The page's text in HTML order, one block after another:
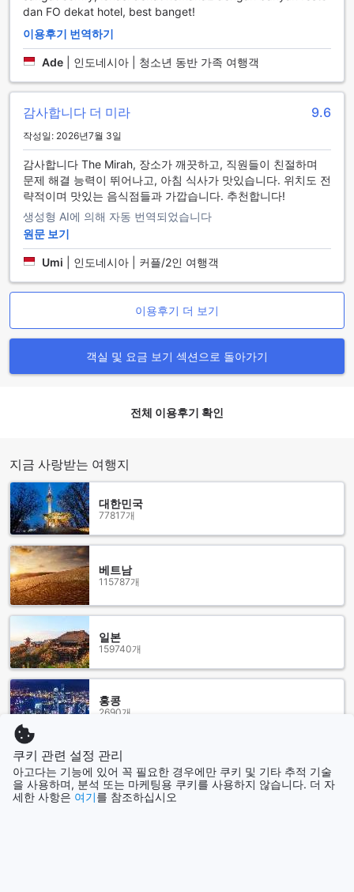
들을 위해 다양한 메뉴를 제공합니다. 아침 식사 뷔페도 마련되
어 풍성한 식사를 즐길 수 있습니다. 더 미라 보고르 호텔은 고
객들의 다양한 식사 요구를 충족시키기 위해 최선을 다하고 있
습니다.
더 미라 보고르 호텔의 다양한 객실 유형
더 미라 보고르 호텔은 품위 있는 숙박을 원하는 손님들에게 다
양한 객실 유형을 제공합니다. 디럭스 더블 객실은 27제곱미터
윈 객실은 27제곱미터의 넓은 공간에 싱글 침대 2개가 제공됩
니다. 슈페리어 더블 객실은 26제곱미터의 넓은 공간에 퀸 사이
즈 침대가 마련되어 있습니다. 슈페리어 트윈 객실은 26제곱미
터의 넓은 공간에 싱글 침대 2개가 제공됩니다.
Agoda에서 이러한 객실을 예약하면 최고의 가격과 간편한 경
험을 얻을 수 있습니다. Agoda는 항상 최저가를 제공하며, 신
속하고 간편한 예약 과정을 통해 손쉽게 숙박을 계획하고 예약
할 수 있습니다. 더 미라 보고르 호텔의 다양한 객실 유형을
Agoda에서 예약하여 편안하고 즐거운 여행을 즐기세요.
보고르 시내에서 미라 보고르 호텔의 최고 위치
더 미라 보고르 호텔은 보고르 시내에서 최고의 위치에 자리하
전, 보고르 공원, 그리고 보고르 태양 시계 등이 있습니다. 또한,
음료를 즐길 수 있습니다.
더 미라 보고르 호텔은 보고르 시내의 중심에 위치하여 편리한
이동과 다양한 관광 명소를 즐길 수 있는 최적의 장소입니다. 보
고르를 방문하는 여행객들에게 편안하고 풍성한 여행을 제공할
것입니다.
더 미라 보고르 호텔까지 가는 방법
보고르, 인도네시아에 위치한 더 미라 보고르 호텔까지 가는 방
법에 대해 알아보세요. 보고르에 가장 가까운 공항은 놑고르 공
항입니다. 놑고르 공항에서 호텔까지는 택시를 이용하는 것이
가장 편리한 방법입니다. 놑고르 공항에 도착하면, 공항 내에 위
치한 택시 승차장으로 이동하여 택시를 잡을 수 있습니다. 택시
요금은 약 30분 정도 소요되며, 호텔로 직접 이동할 수 있습니
다.
더 미라 보고르 호텔은 보고르 시내에 위치하고 있습니다. 보고
르 시내에서는 대중교통을 이용하여 호텔까지 갈 수도 있습니
다. 보고르 시내에서 호텔까지는 택시, 버스 또는 트램을 이용할
수 있습니다. 택시를 이용할 경우, 호텔까지 약 10분 정도 소요
됩니다. 버스나 트램을 이용할 경우, 호텔 근처에 위치한 정류장
dan FO dekat hotel, best banget!
이용후기 번역하기
Ade 인도네시아 | 청소년 동반 가족 여행객
감사합니다 더 미라 9.6
작성일: 2026년7월 3일
감사합니다 The Mirah, 장소가 깨끗하고, 직원들이 친절하며
문제 해결 능력이 뛰어나고, 아침 식사가 맛있습니다. 위치도 전
략적이며 맛있는 음식점들과 가깝습니다. 추천합니다!
생성형 AI에 의해 자동 번역되었습니다
원문 보기
Umi 인도네시아 | 커플/2인 여행객
이용후기 더 보기
객실 및 요금 보기 섹션으로 돌아가기
전체 이용후기 확인
지금 사랑받는 여행지
대한민국
77817개
베트남
115787개
일본
159740개
홍콩
2690개
태국
130406개
쿠키 관련 설정 관리
아고다는 기능에 있어 꼭 필요한 경우에만 쿠키 및 기타 추적 기술
을 사용하며, 분석 또는 마케팅용 쿠키를 사용하지 않습니다. 더 자
세한 사항은 여기를 참조하십시오